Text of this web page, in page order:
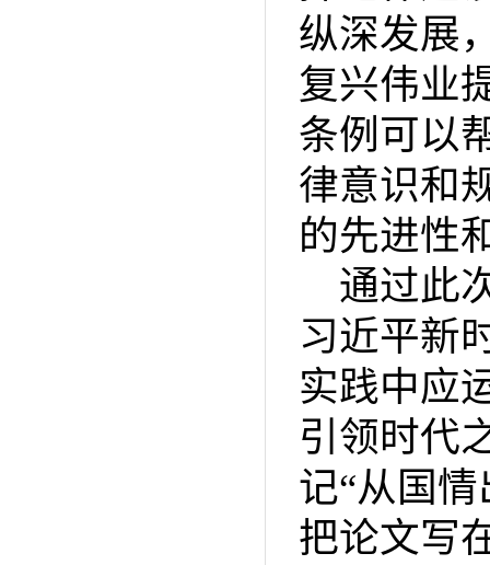
纵深发展
复兴伟业
条例可以
律意识和
的先进性
通过此
习近平新
实践中应
引领时代
记“从国
把论文写